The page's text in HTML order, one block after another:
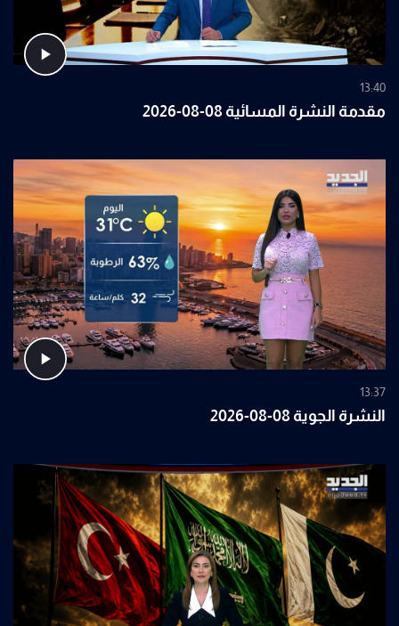
13:40
مقدمة النشرة المسائية 08-08-2026
13:37
النشرة الجوية 08-08-2026